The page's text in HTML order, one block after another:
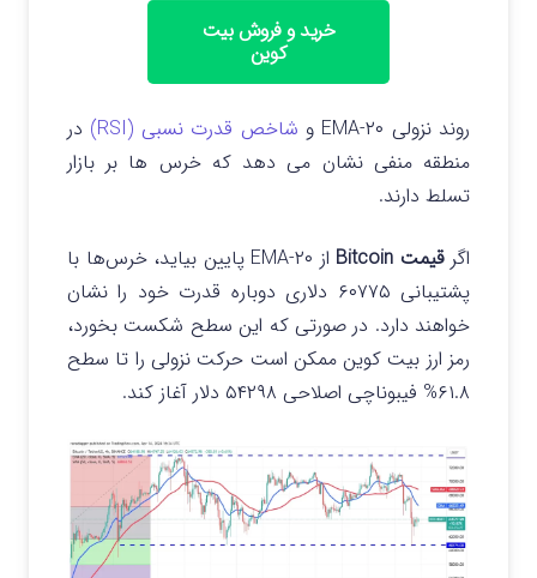
خرید و فروش بیت
کوین
روند نزولی ۲۰-EMA و شاخص قدرت نسبی (RSI)
در
منطقه منفی نشان می دهد که خرس ها بر بازار
تسلط دارند.
اگرقیمت Bitcoin
از ۲۰-EMA پایین بیاید، خرس‌ها با
پشتیبانی ۶۰۷۷۵ دلاری دوباره قدرت خود را نشان
خواهند دارد. در صورتی که این سطح شکست بخورد،
رمز ارز بیت کوین ممکن است حرکت نزولی را تا سطح
۶۱.۸% فیبوناچی اصلاحی ۵۴۲۹۸ دلار آغاز کند.